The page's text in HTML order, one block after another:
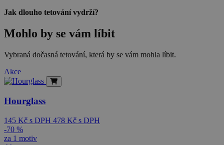
Jak dlouho tetování vydrží?
Mohlo by se vám líbit
Vybraná dočasná tetování, která by se vám mohla líbit.
Akce
Hourglass
145 Kč s DPH 478 Kč s DPH
-70 %
za 1 motiv